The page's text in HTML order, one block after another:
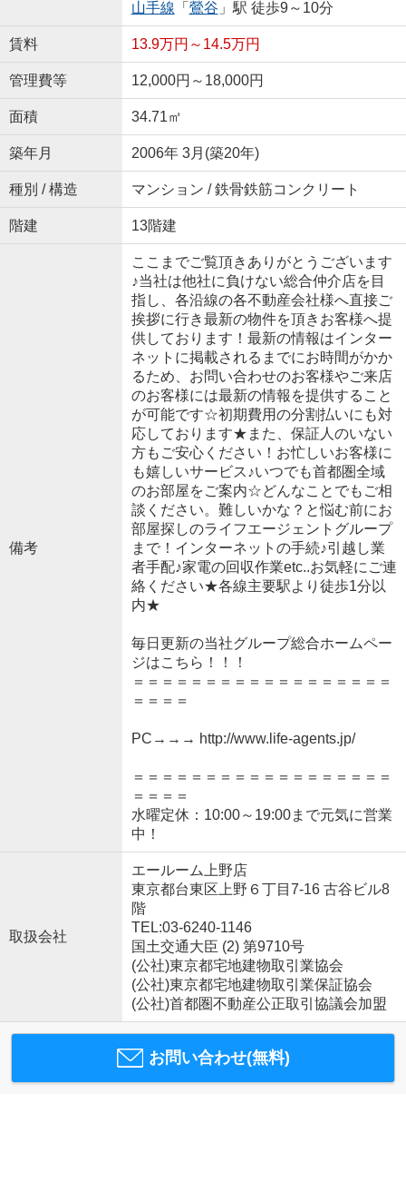
山手線 「 鶯谷 」駅 徒歩9～10分
賃料 13.9万円～14.5万円
管理費等 12,000円～18,000円
面積 34.71㎡
築年月 2006年 3月(築20年)
種別 / 構造 マンション / 鉄骨鉄筋コンクリート
階建 13階建
備考
ここまでご覧頂きありがとうございます
♪当社は他社に負けない総合仲介店を目
指し、各沿線の各不動産会社様へ直接ご
挨拶に行き最新の物件を頂きお客様へ提
供しております！最新の情報はインター
ネットに掲載されるまでにお時間がかか
るため、お問い合わせのお客様やご来店
のお客様には最新の情報を提供すること
が可能です☆初期費用の分割払いにも対
応しております★また、保証人のいない
方もご安心ください！お忙しいお客様に
も嬉しいサービス♪いつでも首都圏全域
のお部屋をご案内☆どんなことでもご相
談ください。難しいかな？と悩む前にお
部屋探しのライフエージェントグループ
まで！インターネットの手続♪引越し業
者手配♪家電の回収作業etc..お気軽にご連
絡ください★各線主要駅より徒歩1分以
内★
毎日更新の当社グループ総合ホームペー
ジはこちら！！！
＝＝＝＝＝＝＝＝＝＝＝＝＝＝＝＝＝＝
＝＝＝＝
PC→→→ http://www.life-agents.jp/
＝＝＝＝＝＝＝＝＝＝＝＝＝＝＝＝＝＝
＝＝＝＝
水曜定休：10:00～19:00まで元気に営業
中！
取扱会社
エールーム上野店
東京都台東区上野６丁目7-16 古谷ビル8
階
TEL:03-6240-1146
国土交通大臣 (2) 第9710号
(公社)東京都宅地建物取引業協会
(公社)東京都宅地建物取引業保証協会
(公社)首都圏不動産公正取引協議会加盟
お問い合わせ(無料)